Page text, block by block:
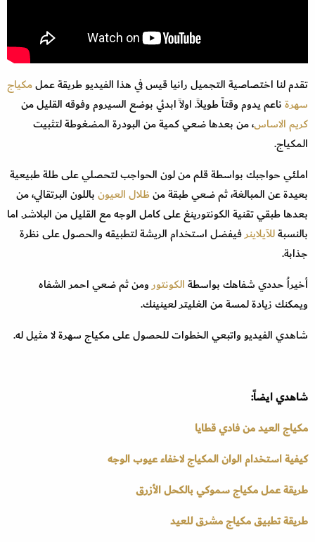
تقدم لنا اختصاصية التجميل رانيا قيس في هذا الفيديو طريقة عملمكياج
سهرةناعم يدوم وقتاً طويلاً. اولاً ابدئي بوضع السيروم وفوقه القليل من
كريم الاساس، من بعدها ضعي كمية من البودرة المضغوطة لتثبيت
المكياج.
املئي حواجبك بواسطة قلم من لون الحواجب لتحصلي على طلة طبيعية
بعيدة عن المبالغة، ثم ضعي طبقة منظلال العيونباللون البرتقالي، من
بعدها طبقي تقنية الكونتورينغ على كامل الوجه مع القليل من البلاشر. اما
بالنسبةللآيلاينرفيفضل استخدام الريشة لتطبيقه والحصول على نظرة
جذابة.
أخيراُ حددي شفاهك بواسطةالكونتورومن ثم ضعي احمر الشفاه
ويمكنك زيادة لمسة من الغليتر لعينينك.
شاهدي الفيديو واتبعي الخطوات للحصول على مكياج سهرة لا مثيل له.
شاهدي ايضاً:
مكياج العيد من فادي قطايا
كيفية استخدام الوان المكياج لاخفاء عيوب الوجه
طريقة عمل مكياج سموكي بالكحل الأزرق
طريقة تطبيق مكياج مشرق للعيد